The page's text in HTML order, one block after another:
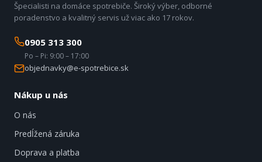
Špecialisti na domáce spotrebiče. Široký výber, odborné
poradenstvo a kvalitný servis už viac ako 17 rokov.
0905 313 300
Po – Pi: 9:00 – 17:00
objednavky@e-spotrebice.sk
Nákup u nás
O nás
Predĺžená záruka
Doprava a platba